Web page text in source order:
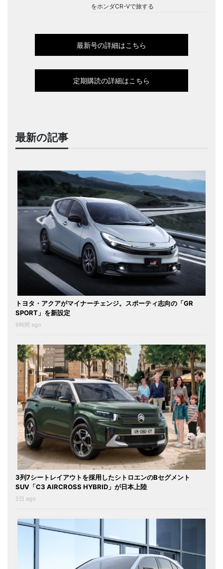
をホンダCR-Vで旅する
最新号の詳細はこちら
定期購読の詳細はこちら
最新の記事
トヨタ・アクアがマイナーチェンジ。スポーティ志向の「GR
SPORT」を新設定
6時間 ago
3列7シートレイアウトを採用したシトロエンのBセグメント
SUV「C3 AIRCROSS HYBRID」が日本上陸
2日 ago